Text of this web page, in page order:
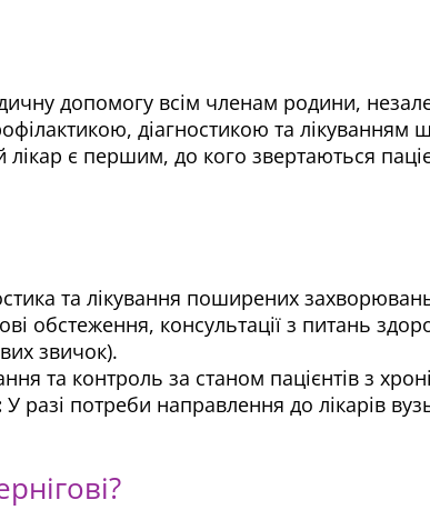
допомогу всім членам родини,
діагностикою та
є першим, до кого звертаються
та лікування поширених
обстеження, консультації з питань
звичок).
та контроль за станом пацієнтів з
У разі потреби направлення до лікарів